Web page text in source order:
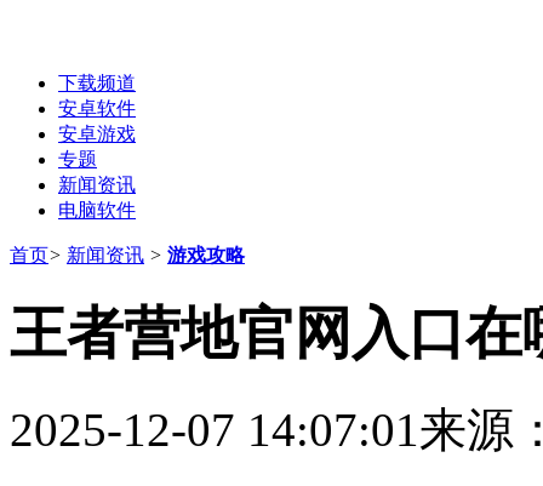
下载频道
安卓软件
安卓游戏
专题
新闻资讯
电脑软件
首页> 新闻资讯 > 游戏攻略
王者营地官网入口在
2025-12-07 14:07:01来源